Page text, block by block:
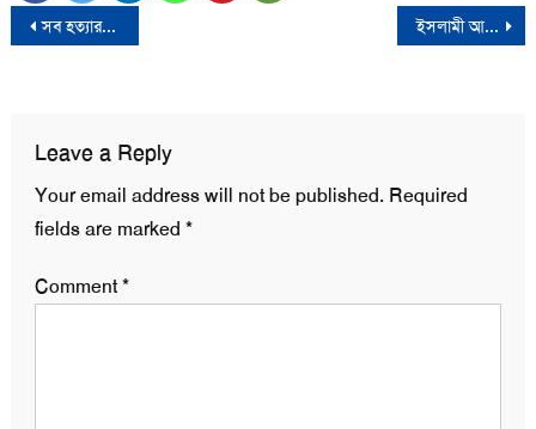
Post
সব হত্যার বিচার করা হবে : মির্জা আব্বাস ইসলামী আইনকে ছোট করার পথ খুঁজতে ব্যস্ত আন্তর্জাতিক বিশ্ব
Leave a Reply
Your email address will not be published. Required
fields are marked *
Comment*